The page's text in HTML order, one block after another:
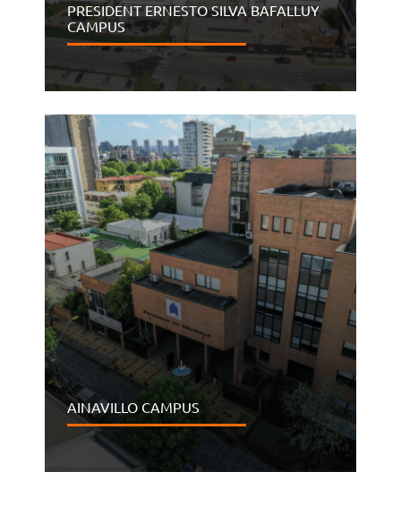
PRESIDENT ERNESTO SILVA BAFALLUY
CAMPUS
AINAVILLO CAMPUS